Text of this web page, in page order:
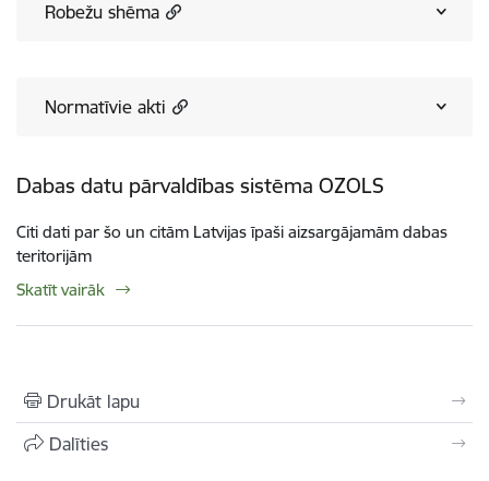
Robežu shēma
Normatīvie akti
Dabas datu pārvaldības sistēma OZOLS
Citi dati par šo un citām Latvijas īpaši aizsargājamām dabas
teritorijām
Skatīt vairāk
Drukāt lapu
Dalīties